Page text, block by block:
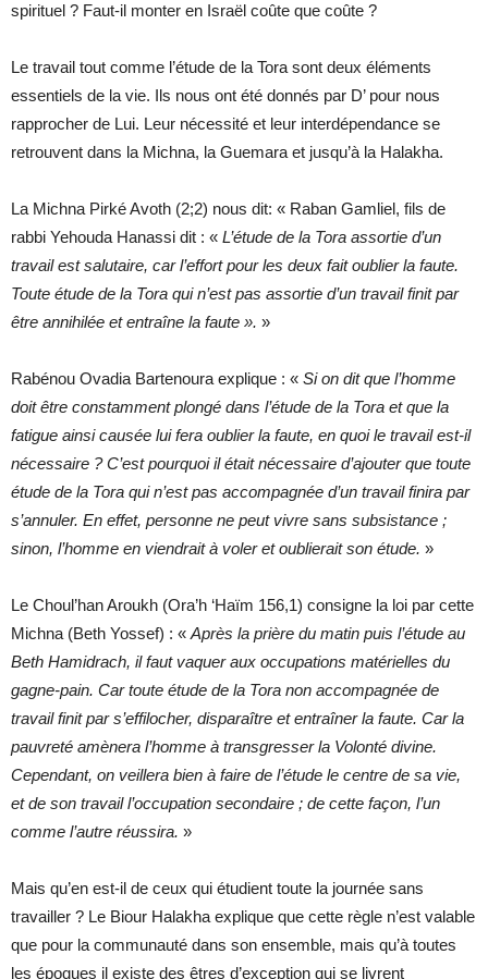
spirituel ? Faut-il monter en Israël coûte que coûte ?
Le travail tout comme l’étude de la Tora sont deux éléments
essentiels de la vie. Ils nous ont été donnés par D’ pour nous
rapprocher de Lui. Leur nécessité et leur interdépendance se
retrouvent dans la Michna, la Guemara et jusqu’à la Halakha.
La Michna Pirké Avoth (2;2) nous dit: « Raban Gamliel, fils de
rabbi Yehouda Hanassi dit : « L’étude de la Tora assortie d’un
travail est salutaire, car l’effort pour les deux fait oublier la faute.
Toute étude de la Tora qui n’est pas assortie d’un travail finit par
être annihilée et entraîne la faute ». »
Rabénou Ovadia Bartenoura explique : « Si on dit que l’homme
doit être constamment plongé dans l’étude de la Tora et que la
fatigue ainsi causée lui fera oublier la faute, en quoi le travail est-il
nécessaire ? C’est pourquoi il était nécessaire d’ajouter que toute
étude de la Tora qui n’est pas accompagnée d’un travail finira par
s’annuler. En effet, personne ne peut vivre sans subsistance ;
sinon, l’homme en viendrait à voler et oublierait son étude. »
Le Choul’han Aroukh (Ora’h ‘Haïm 156,1) consigne la loi par cette
Michna (Beth Yossef) : « Après la prière du matin puis l’étude au
Beth Hamidrach, il faut vaquer aux occupations matérielles du
gagne-pain. Cartoute étude de la Tora non accompagnée de
travail finit par s’effilocher, disparaître et entraîner la faute. Car la
pauvreté amènera l’homme à transgresser la Volonté divine.
Cependant, on veillera bien à faire de l’étude le centre de sa vie,
et de son travail l’occupation secondaire ; de cette façon, l’un
comme l’autre réussira. »
Mais qu’en est-il de ceux qui étudient toute la journée sans
travailler ? Le Biour Halakha explique que cette règle n’est valable
que pour la communauté dans son ensemble, mais qu’à toutes
les époques il existe des êtres d’exception qui se livrent